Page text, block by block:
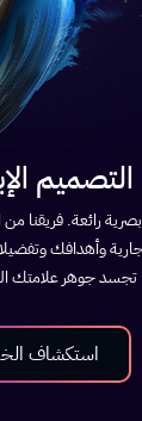
التصميم
رائعة. فريقنا
وأهدافك
تجسد جوهر علامتك
استكشاف